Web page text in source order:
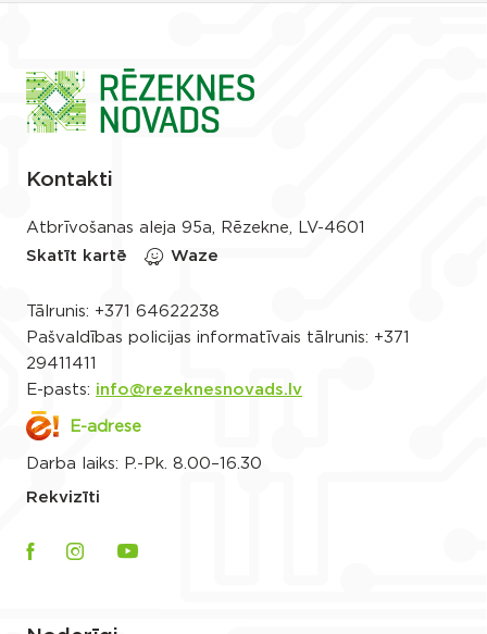
Kontakti
Atbrīvošanas aleja 95a, Rēzekne, LV-4601
Skatīt kartē
Waze
Tālrunis: +371 64622238
Pašvaldības policijas informatīvais tālrunis: +371
29411411
E-pasts: info@rezeknesnovads.lv
E-adrese
Darba laiks: P.-Pk. 8.00–16.30
Rekvizīti